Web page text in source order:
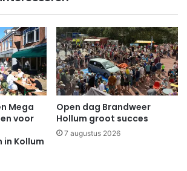
Mega
voor
Kollum
Open dag Brandweer
Hollum groot succes
7 augustus 2026